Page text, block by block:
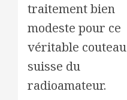
traitement bien
modeste pour ce
véritable couteau
suisse du
radioamateur.